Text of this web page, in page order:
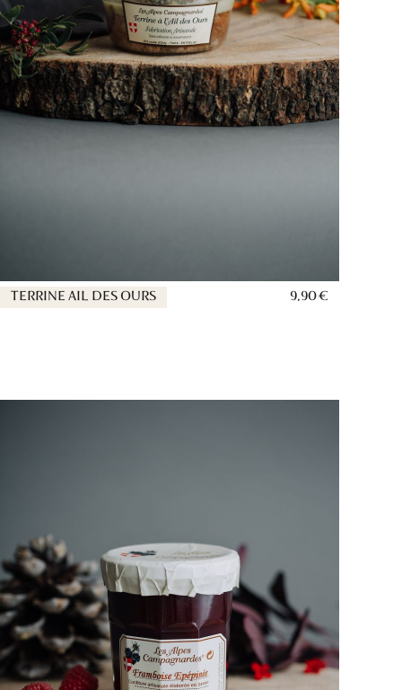
TERRINE AIL DES OURS 9,90 €